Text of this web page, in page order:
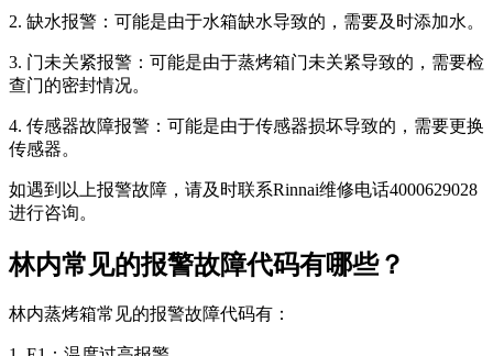
2. 缺水报警：可能是由于水箱缺水导致的，需要及时添加水。
3. 门未关紧报警：可能是由于蒸烤箱门未关紧导致的，需要检
查门的密封情况。
4. 传感器故障报警：可能是由于传感器损坏导致的，需要更换
传感器。
如遇到以上报警故障，请及时联系Rinnai维修电话4000629028
进行咨询。
林内常见的报警故障代码有哪些？
林内蒸烤箱常见的报警故障代码有：